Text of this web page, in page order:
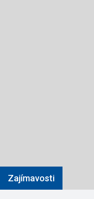
Zajímavosti